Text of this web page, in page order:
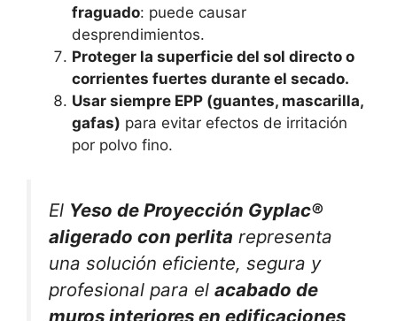
fraguado: puede causar
desprendimientos.
Proteger la superficie del sol directo o
corrientes fuertes durante el secado.
Usar siempre EPP (guantes, mascarilla,
gafas) para evitar efectos de irritación
por polvo fino.
El Yeso de Proyección Gyplac®
aligerado con perlita representa
una solución eficiente, segura y
profesional para el acabado de
muros interiores en edificaciones